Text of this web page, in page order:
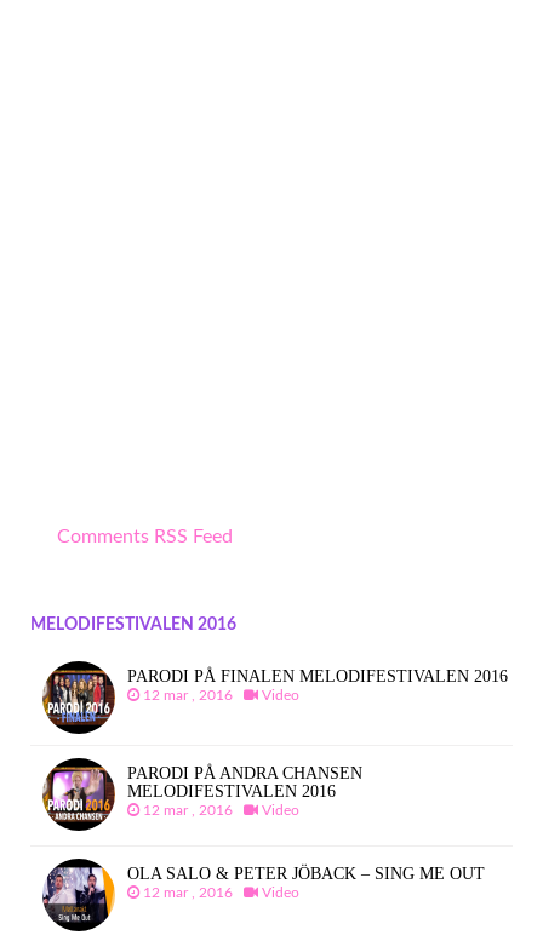
Comments RSS Feed
MELODIFESTIVALEN 2016
PARODI PÅ FINALEN MELODIFESTIVALEN 2016
12 mar , 2016 Video
PARODI PÅ ANDRA CHANSEN
MELODIFESTIVALEN 2016
12 mar , 2016 Video
OLA SALO & PETER JÖBACK – SING ME OUT
12 mar , 2016 Video